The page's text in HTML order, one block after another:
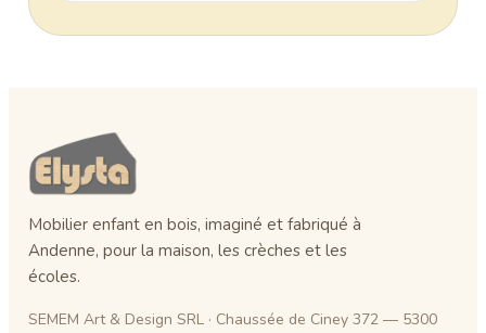
Mobilier enfant en bois, imaginé et fabriqué à
Andenne, pour la maison, les crèches et les
écoles.
SEMEM Art & Design SRL · Chaussée de Ciney 372 — 5300